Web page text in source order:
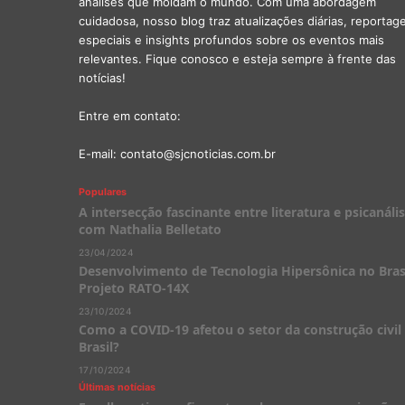
cuidadosa, nosso blog traz atualizações diárias,
especiais e insights profundos sobre os eventos mais
relevantes. Fique conosco e esteja sempre à frente das
notícias!
Entre em contato:
E-mail: contato@sjcnoticias.com.br
Populares
A intersecção fascinante entre literatura e
com Nathalia Belletato
23/04/2024
Desenvolvimento de Tecnologia Hipersônica no
Projeto RATO-14X
23/10/2024
Como a COVID-19 afetou o setor da construção civil
Brasil?
17/10/2024
Últimas notícias